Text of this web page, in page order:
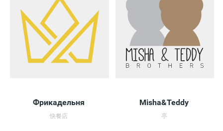
Фрикадельня
快餐店
Misha&Teddy
亭